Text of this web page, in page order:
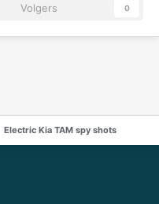
Volgers 0
Electric Kia TAM spy shots